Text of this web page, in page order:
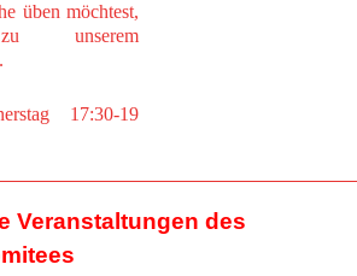
üben möchtest,
unserem
17:30-19
Veranstaltungen des